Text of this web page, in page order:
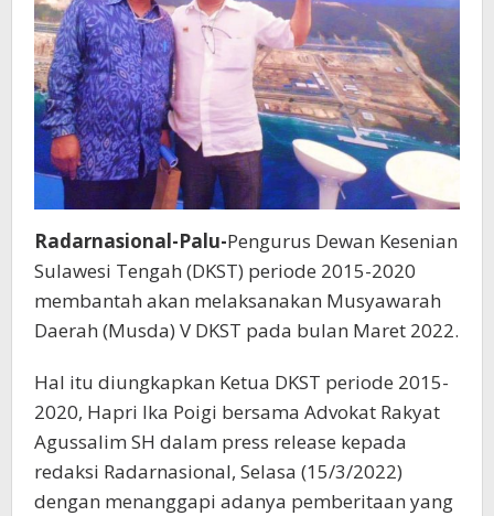
Radarnasional-Palu-Pengurus Dewan Kesenian
Sulawesi Tengah (DKST) periode 2015-2020
membantah akan melaksanakan Musyawarah
Daerah (Musda) V DKST pada bulan Maret 2022.
Hal itu diungkapkan Ketua DKST periode 2015-
2020, Hapri Ika Poigi bersama Advokat Rakyat
Agussalim SH dalam press release kepada
redaksi Radarnasional, Selasa (15/3/2022)
dengan menanggapi adanya pemberitaan yang